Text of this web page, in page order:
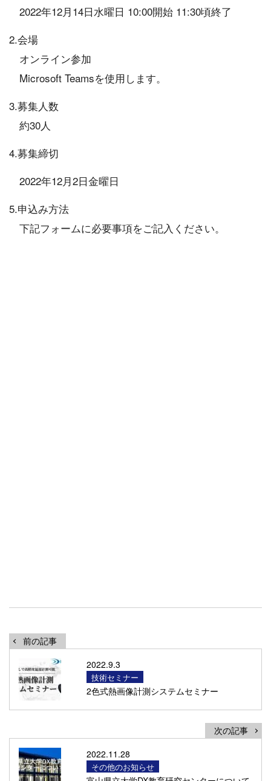
2022年12月14日水曜日 10:00開始 11:30頃終了
2.会場
オンライン参加
Microsoft Teamsを使用します。
3.募集人数
約30人
4.募集締切
2022年12月2日金曜日
5.申込み方法
下記フォームに必要事項をご記入ください。
前の記事
2022.9.3
技術セミナー
2色式熱画像計測システムセミナー
次の記事
2022.11.28
その他のお知らせ